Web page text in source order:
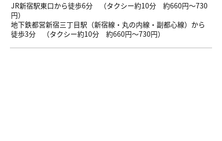
JR新宿駅東口から徒歩6分 （タクシー約10分 約660円～730
円）
地下鉄都営新宿三丁目駅（新宿線・丸の内線・副都心線）から
徒歩3分 （タクシー約10分 約660円～730円）